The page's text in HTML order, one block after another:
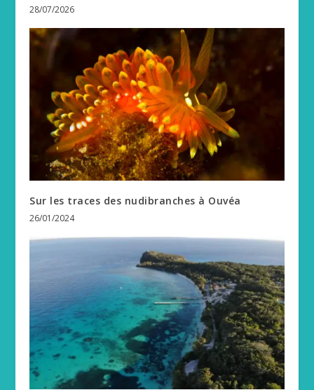
28/07/2026
Sur les traces des nudibranches à Ouvéa
26/01/2024